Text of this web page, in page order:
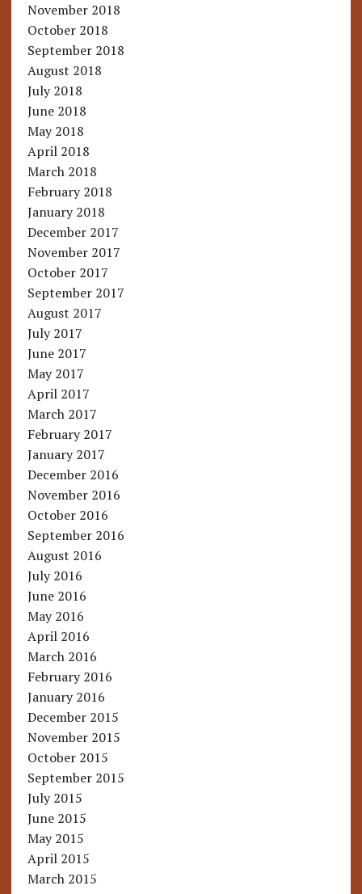
November 2018
October 2018
September 2018
August 2018
July 2018
June 2018
May 2018
April 2018
March 2018
February 2018
January 2018
December 2017
November 2017
October 2017
September 2017
August 2017
July 2017
June 2017
May 2017
April 2017
March 2017
February 2017
January 2017
December 2016
November 2016
October 2016
September 2016
August 2016
July 2016
June 2016
May 2016
April 2016
March 2016
February 2016
January 2016
December 2015
November 2015
October 2015
September 2015
July 2015
June 2015
May 2015
April 2015
March 2015